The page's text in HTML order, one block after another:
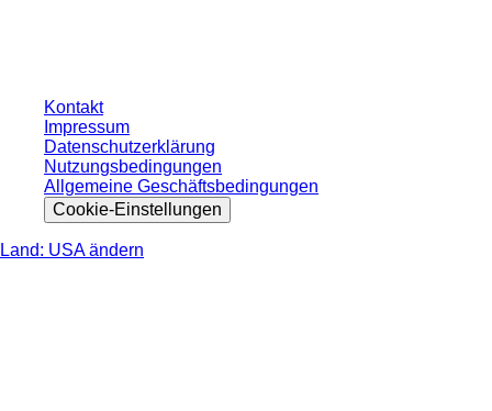
Kontakt
Impressum
Datenschutzerklärung
Nutzungsbedingungen
Allgemeine Geschäftsbedingungen
Cookie-Einstellungen
Land: USA ändern